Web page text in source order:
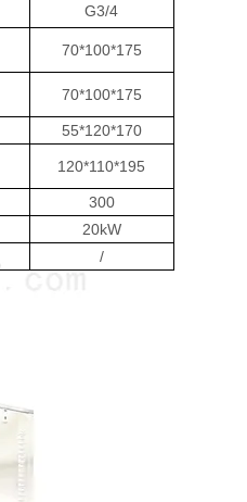
G3/4
70*100*175
70*100*175
55*120*170
120*110*195
300
20kW
/